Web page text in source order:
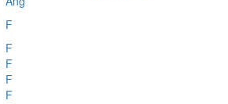
F
F
F
F
F